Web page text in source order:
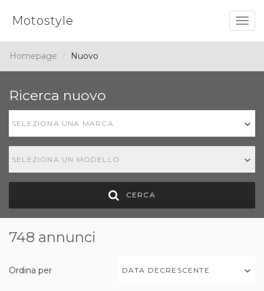
Motostyle
Homepage Nuovo
Ricerca nuovo
SELEZIONA UNA MARCA
SELEZIONA UN MODELLO
CERCA
748 annunci
Ordina per DATA DECRESCENTE